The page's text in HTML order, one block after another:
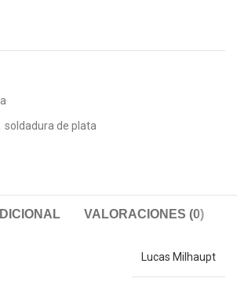
soldadura de plata
VALORACIONES (0)
Lucas Milhaupt